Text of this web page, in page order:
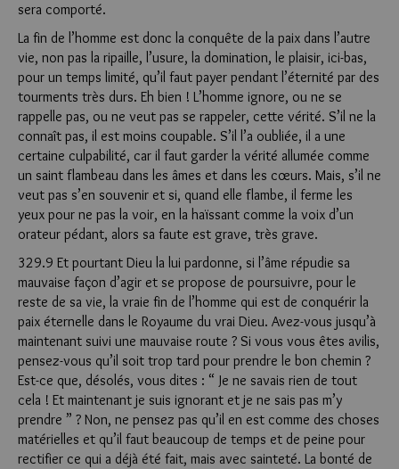
sera comporté.
La fin de l’homme est donc la conquête de la paix dans l’autre
vie, non pas la ripaille, l’usure, la domination, le plaisir, ici-bas,
pour un temps limité, qu’il faut payer pendant l’éternité par des
tourments très durs. Eh bien ! L’homme ignore, ou ne se
rappelle pas, ou ne veut pas se rappeler, cette vérité. S’il ne la
connaît pas, il est moins coupable. S’il l’a oubliée, il a une
certaine culpabilité, car il faut garder la vérité allumée comme
un saint flambeau dans les âmes et dans les cœurs. Mais, s’il ne
veut pas s’en souvenir et si, quand elle flambe, il ferme les
yeux pour ne pas la voir, en la haïssant comme la voix d’un
orateur pédant, alors sa faute est grave, très grave.
329.9 Et pourtant Dieu la lui pardonne, si l’âme répudie sa
mauvaise façon d’agir et se propose de poursuivre, pour le
reste de sa vie, la vraie fin de l’homme qui est de conquérir la
paix éternelle dans le Royaume du vrai Dieu. Avez-vous jusqu’à
maintenant suivi une mauvaise route ? Si vous vous êtes avilis,
pensez-vous qu’il soit trop tard pour prendre le bon chemin ?
Est-ce que, désolés, vous dites : “ Je ne savais rien de tout
cela ! Et maintenant je suis ignorant et je ne sais pas m’y
prendre ” ? Non, ne pensez pas qu’il en est comme des choses
matérielles et qu’il faut beaucoup de temps et de peine pour
rectifier ce qui a déjà été fait, mais avec sainteté. La bonté de